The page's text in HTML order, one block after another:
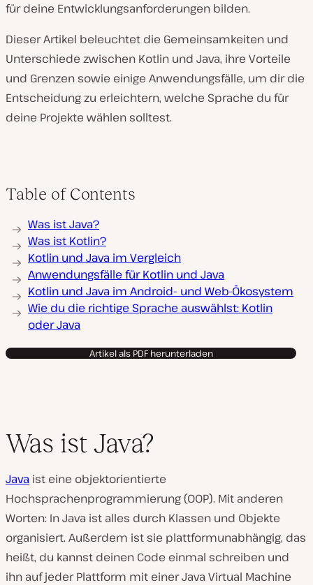
für deine Entwicklungsanforderungen bilden.
Dieser Artikel beleuchtet die Gemeinsamkeiten und
Unterschiede zwischen Kotlin und Java, ihre Vorteile
und Grenzen sowie einige Anwendungsfälle, um dir die
Entscheidung zu erleichtern, welche Sprache du für
deine Projekte wählen solltest.
Table of Contents
Was ist Java?
Was ist Kotlin?
Kotlin und Java im Vergleich
Anwendungsfälle für Kotlin und Java
Kotlin und Java im Android- und Web-Ökosystem
Wie du die richtige Sprache auswählst: Kotlin
oder Java
Artikel als PDF herunterladen
Was ist Java?
Java ist eine objektorientierte
Hochsprachenprogrammierung (OOP). Mit anderen
Worten: In Java ist alles durch Klassen und Objekte
organisiert. Außerdem ist sie plattformunabhängig, das
heißt, du kannst deinen Code einmal schreiben und
ihn auf jeder Plattform mit einer Java Virtual Machine